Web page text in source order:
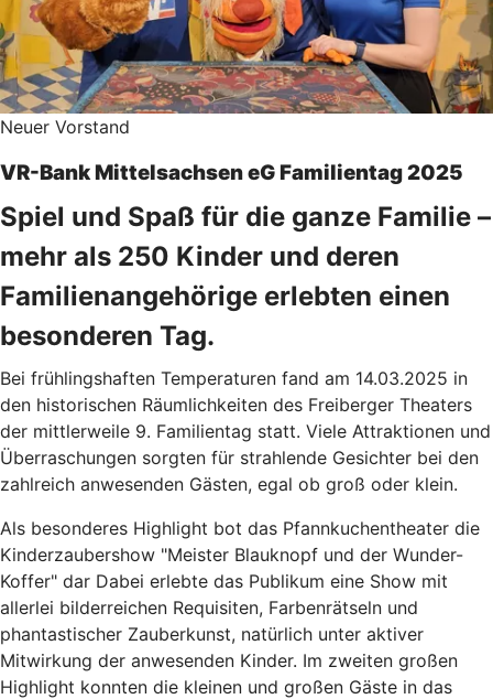
Neuer Vorstand
VR-Bank Mittelsachsen eG Familientag 2025
Spiel und Spaß für die ganze Familie –
mehr als 250 Kinder und deren
Familienangehörige erlebten einen
besonderen Tag.
Bei frühlingshaften Temperaturen fand am 14.03.2025 in
den historischen Räumlichkeiten des Freiberger Theaters
der mittlerweile 9. Familientag statt. Viele Attraktionen und
Überraschungen sorgten für strahlende Gesichter bei den
zahlreich anwesenden Gästen, egal ob groß oder klein.
Als besonderes Highlight bot das Pfannkuchentheater die
Kinderzaubershow "Meister Blauknopf und der Wunder-
Koffer" dar Dabei erlebte das Publikum eine Show mit
allerlei bilderreichen Requisiten, Farbenrätseln und
phantastischer Zauberkunst, natürlich unter aktiver
Mitwirkung der anwesenden Kinder. Im zweiten großen
Highlight konnten die kleinen und großen Gäste in das